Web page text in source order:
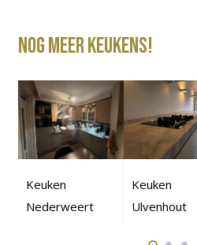
Nog meer keukens!
Keuken
Nederweert
Keuken
Ulvenhout